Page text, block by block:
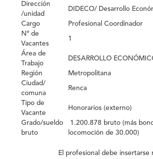
Dirección
/unidad
DIDECO/ Desarrollo
Cargo
Profesional Coordinador
Nº de
Vacantes
1
Área de
Trabajo
DESARROLLO
Región
Metropolitana
Ciudad/
comuna
Renca
Tipo de
Vacante
Honorarios (externo)
Grado/sueldo
bruto
1.200.878 bruto (más
locomoción de 30.000)
El profesional debe insertarse